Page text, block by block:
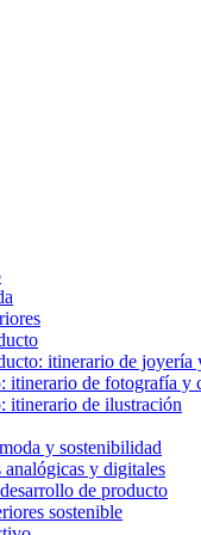
itinerario de joyería
itinerario de fotografía y
itinerario de ilustración
y sostenibilidad
y digitales
de producto
sostenible